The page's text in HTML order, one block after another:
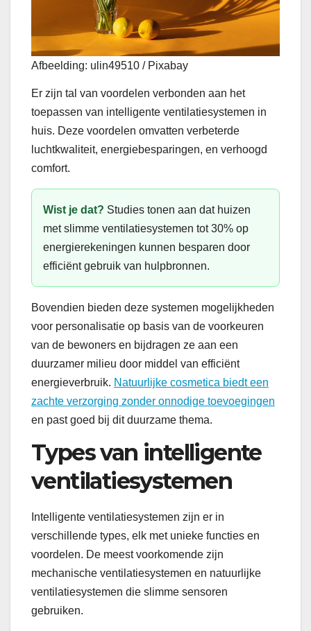
Afbeelding: ulin49510 / Pixabay
Er zijn tal van voordelen verbonden aan het
toepassen van intelligente ventilatiesystemen in
huis. Deze voordelen omvatten verbeterde
luchtkwaliteit, energiebesparingen, en verhoogd
comfort.
Wist je dat? Studies tonen aan dat huizen
met slimme ventilatiesystemen tot 30% op
energierekeningen kunnen besparen door
efficiënt gebruik van hulpbronnen.
Bovendien bieden deze systemen mogelijkheden
voor personalisatie op basis van de voorkeuren
van de bewoners en bijdragen ze aan een
duurzamer milieu door middel van efficiënt
energieverbruik. Natuurlijke cosmetica biedt een
zachte verzorging zonder onnodige toevoegingen
en past goed bij dit duurzame thema.
Types van intelligente
ventilatiesystemen
Intelligente ventilatiesystemen zijn er in
verschillende types, elk met unieke functies en
voordelen. De meest voorkomende zijn
mechanische ventilatiesystemen en natuurlijke
ventilatiesystemen die slimme sensoren
gebruiken.